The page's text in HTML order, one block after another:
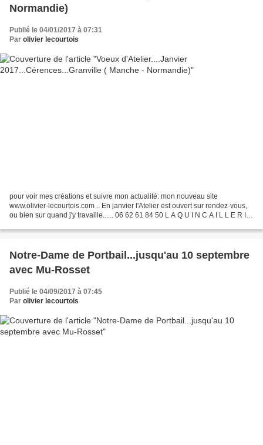
Normandie)
Publié le 04/01/2017 à 07:31
Par olivier lecourtois
pour voir mes créations et suivre mon actualité: mon nouveau site
www.olivier-lecourtois.com .. En janvier l'Atelier est ouvert sur rendez-vous,
ou bien sur quand j'y travaille...... 06 62 61 84 50 L A Q U I N C A I L L E R I E
Notre-Dame de Portbail...jusqu'au 10 septembre
avec Mu-Rosset
Publié le 04/09/2017 à 07:45
Par olivier lecourtois